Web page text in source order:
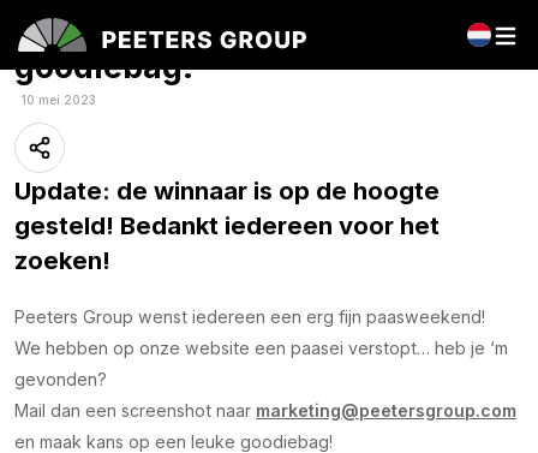
Zoek het paasei en win een
goodiebag!
10 mei 2023
Update: de winnaar is op de hoogte
gesteld! Bedankt iedereen voor het
zoeken!
Peeters Group wenst iedereen een erg fijn paasweekend!
We hebben op onze website een paasei verstopt… heb je ‘m
gevonden?
Mail dan een screenshot naar marketing@peetersgroup.com
en maak kans op een leuke goodiebag!